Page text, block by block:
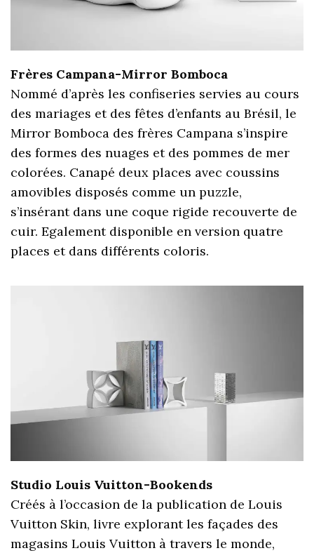
Frères Campana-Mirror Bomboca
Nommé d’après les confiseries servies au cours
des mariages et des fêtes d’enfants au Brésil, le
Mirror Bomboca des frères Campana s’inspire
des formes des nuages et des pommes de mer
colorées. Canapé deux places avec coussins
amovibles disposés comme un puzzle,
s’insérant dans une coque rigide recouverte de
cuir. Egalement disponible en version quatre
places et dans différents coloris.
Studio Louis Vuitton-Bookends
Créés à l’occasion de la publication de Louis
Vuitton Skin, livre explorant les façades des
magasins Louis Vuitton à travers le monde,